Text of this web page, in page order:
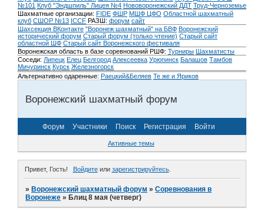
№101 Клуб "Эндшпиль" Лицея №4 Нововоронежский ДДТ Труд-Черноземье
Шахматные организации: FIDE ФШР МШФ ЦФО Областной шахматный
клуб СШОР №13 ICCF РАЗШ: форум сайт
Шахсекция ВКонтакте "Воронеж шахматный" на БВФ Воронежский
исторический форум Cтарый форум (только чтение) Старый сайт
областной ШФ Старый сайт Воронежского фестиваля
Воронежская область в базе соревнований РШФ: Турниры Шахматисты
Соседи: Липецк Елец Белгород Алексеевка Урюпинск Балашов Тамбов
Мичуринск Курск Железногорск
Альтернативно одаренные: Раецкий&Беляев Те же и Яриков
Воронежский шахматный форум
Форум Участники Поиск Регистрация Войти
Активные темы
Привет, Гость! Войдитеили зарегистрируйтесь.
»Воронежский шахматный форум »Соревнования в
Воронеже »Блиц 8 мая (четверг)